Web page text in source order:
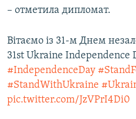
– отметила дипломат.
Вітаємо із 31-м Днем
31st Ukraine Independence
#IndependenceDay
#StandWithUkraine
pic.twitter.com/JzVPrI4Di0